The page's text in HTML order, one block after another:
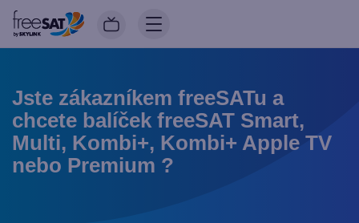
Jste zákazníkem freeSATu a
chcete balíček freeSAT Smart,
Multi, Kombi+, Kombi+ Apple TV
nebo Premium ?